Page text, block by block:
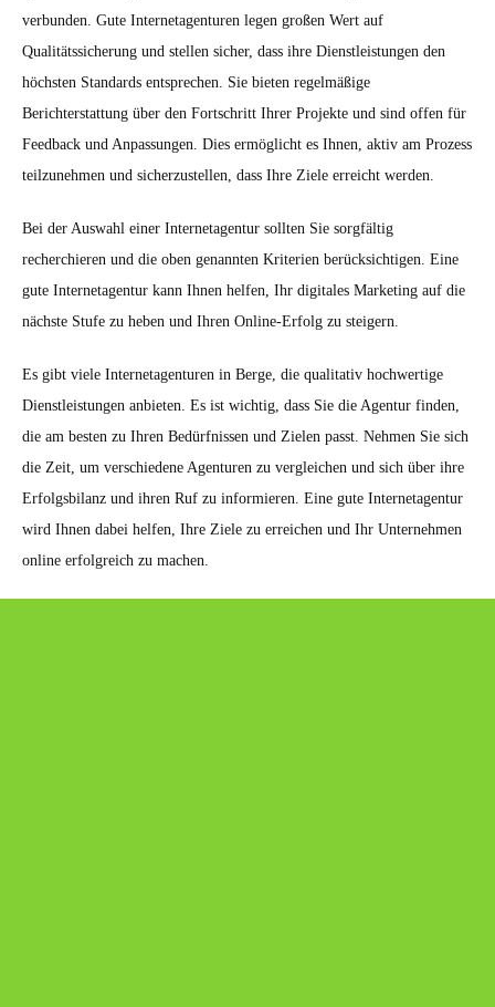
verbunden. Gute Internetagenturen legen großen Wert auf
Qualitätssicherung und stellen sicher, dass ihre Dienstleistungen den
höchsten Standards entsprechen. Sie bieten regelmäßige
Berichterstattung über den Fortschritt Ihrer Projekte und sind offen für
Feedback und Anpassungen. Dies ermöglicht es Ihnen, aktiv am Prozess
teilzunehmen und sicherzustellen, dass Ihre Ziele erreicht werden.
Bei der Auswahl einer Internetagentur sollten Sie sorgfältig
recherchieren und die oben genannten Kriterien berücksichtigen. Eine
gute Internetagentur kann Ihnen helfen, Ihr digitales Marketing auf die
nächste Stufe zu heben und Ihren Online-Erfolg zu steigern.
Es gibt viele Internetagenturen in Berge, die qualitativ hochwertige
Dienstleistungen anbieten. Es ist wichtig, dass Sie die Agentur finden,
die am besten zu Ihren Bedürfnissen und Zielen passt. Nehmen Sie sich
die Zeit, um verschiedene Agenturen zu vergleichen und sich über ihre
Erfolgsbilanz und ihren Ruf zu informieren. Eine gute Internetagentur
wird Ihnen dabei helfen, Ihre Ziele zu erreichen und Ihr Unternehmen
online erfolgreich zu machen.